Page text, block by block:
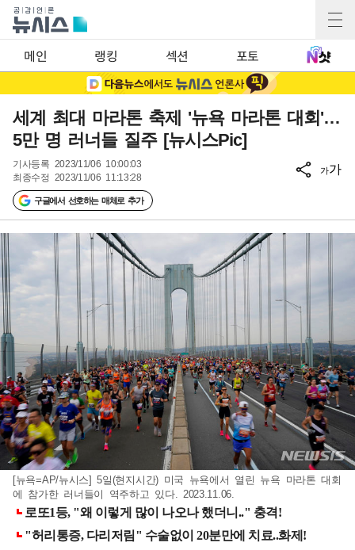
메인 랭킹 섹션 포토
세계 최대 마라톤 축제 '뉴욕 마라톤 대회'…
5만 명 러너들 질주 [뉴시스Pic]
기사등록 2023/11/06 10:00:03
최종수정 2023/11/06 11:13:28
구글에서 선호하는 매체로 추가
가가
[뉴욕=AP/뉴시스] 5일(현지시간) 미국 뉴욕에서 열린 뉴욕 마라톤 대회
에 참가한 러너들이 역주하고 있다. 2023.11.06.